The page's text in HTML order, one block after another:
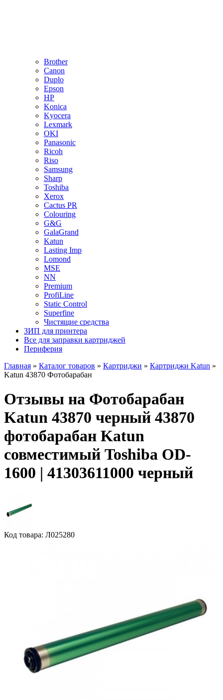
Brother
Canon
Duplo
Epson
HP
Konica
Kyocera
Lexmark
OKI
Panasonic
Ricoh
Riso
Samsung
Sharp
Toshiba
Xerox
Cactus PR
Colouring
G&G
GalaGrand
Katun
Lasting Imp
Lomond
MSE
NN
Premium
ProfiLine
Static Control
Superfine
Чистящие средства
ЗИП для принтера
Все для заправки картриджей
Периферия
Главная » Каталог товаров » Картриджи » Картриджи Katun »
Katun 43870 Фотобарабан
Отзывы на Фотобарабан
Katun 43870 черный 43870
фотобарабан Katun
совместимый Toshiba OD-
1600 | 41303611000 черный
Код товара: Л025280